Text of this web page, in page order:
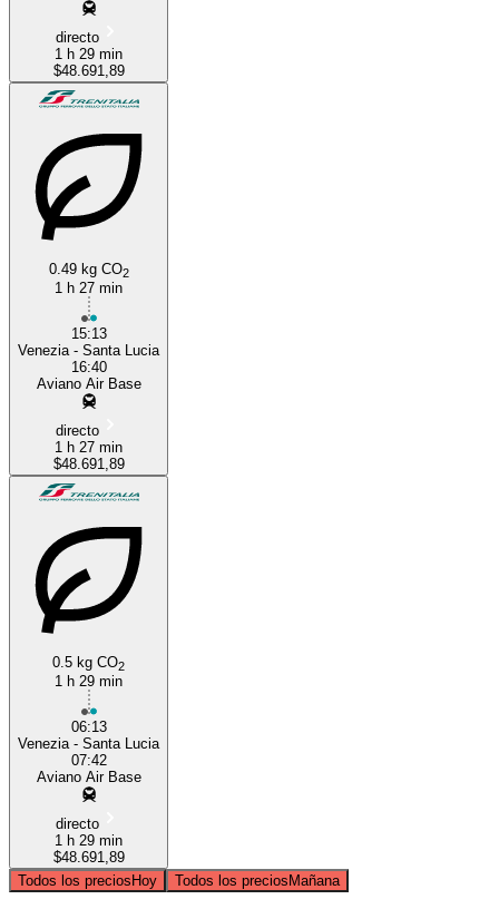
directo
1 h 29 min
$48.691,89
0.49 kg CO2
1 h 27 min
15:13
Venezia - Santa Lucia
16:40
Aviano Air Base
directo
1 h 27 min
$48.691,89
0.5 kg CO2
1 h 29 min
06:13
Venezia - Santa Lucia
07:42
Aviano Air Base
directo
1 h 29 min
$48.691,89
Todos los preciosHoy Todos los preciosMañana